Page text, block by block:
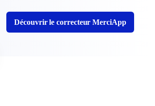
Découvrir le correcteur MerciApp